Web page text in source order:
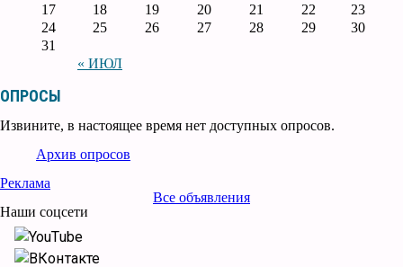
« ИЮЛ
17
18 19 20 21 22
23
24
25 26 27 28 29
30
31
ОПРОСЫ
Извините, в настоящее время нет доступных опросов.
Архив опросов
Реклама
Все объявления
Наши соцсети
YouTube
ВКонтакте